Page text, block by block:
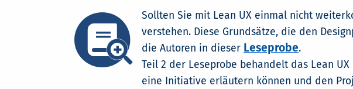
Sollten Sie mit Lean UX einmal nicht
verstehen. Diese Grundsätze, die den
die Autoren in dieser Leseprobe.
Teil 2 der Leseprobe behandelt das Lean
eine Initiative erläutern können und den